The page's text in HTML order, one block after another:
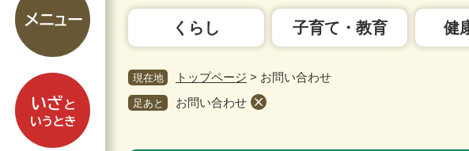
本
へ
ニ
ュ
ー
い
ざ
と
い
くらし 子育て・教育 健
現在地 トップページ > お問い合わせ
足あと お問い合わせ